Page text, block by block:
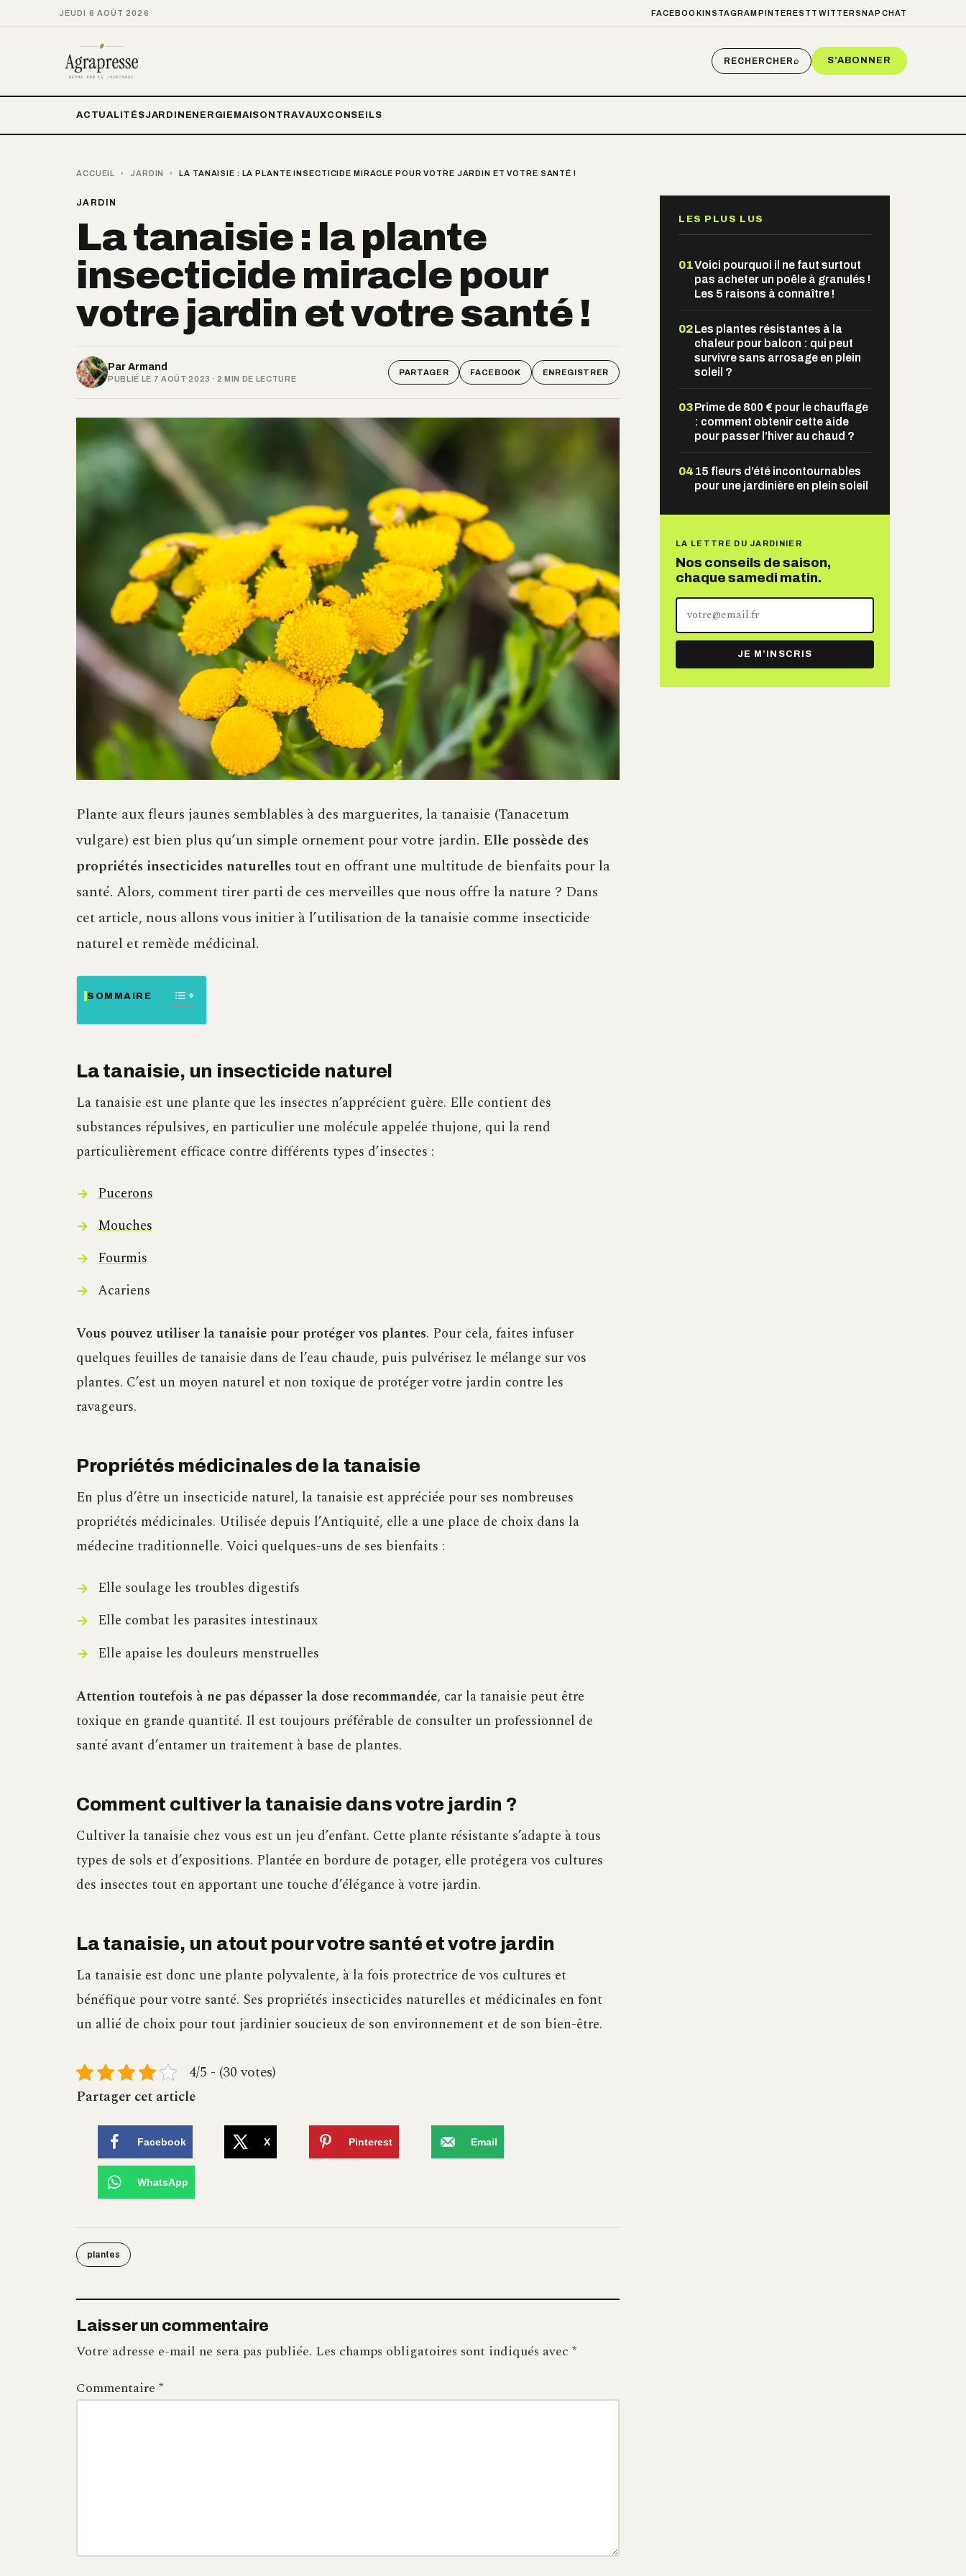
JEUDI 6 AOÛT 2026 FACEBOOKINSTAGRAM PINTEREST TWITTER SNAPCHAT
RECHERCHER⌕ S’ABONNER
ACTUALITÉSJARDIN ENERGIE MAISON TRAVAUXCONSEILS
ACCUEIL › JARDIN › LA TANAISIE : LA PLANTE INSECTICIDE MIRACLE POUR VOTRE JARDIN ET VOTRE SANTÉ !
JARDIN
La tanaisie : la plante
insecticide miracle pour
votre jardin et votre santé !
Par Armand
PUBLIÉ LE 7 AOÛT 2023 · 2 MIN DE LECTURE
PARTAGER FACEBOOK ENREGISTRER
Plante aux fleurs jaunes semblables à des marguerites, la tanaisie (Tanacetum
vulgare) est bien plus qu’un simple ornement pour votre jardin. Elle possède des
propriétés insecticides naturelles tout en offrant une multitude de bienfaits pour la
santé. Alors, comment tirer parti de ces merveilles que nous offre la nature ? Dans
cet article, nous allons vous initier à l’utilisation de la tanaisie comme insecticide
naturel et remède médicinal.
SOMMAIRE
La tanaisie, un insecticide naturel
La tanaisie est une plante que les insectes n’apprécient guère. Elle contient des
substances répulsives, en particulier une molécule appelée thujone, qui la rend
particulièrement efficace contre différents types d’insectes :
Pucerons
Mouches
Fourmis
Acariens
Vous pouvez utiliser la tanaisie pour protéger vos plantes. Pour cela, faites infuser
quelques feuilles de tanaisie dans de l’eau chaude, puis pulvérisez le mélange sur vos
plantes. C’est un moyen naturel et non toxique de protéger votre jardin contre les
ravageurs.
Propriétés médicinales de la tanaisie
En plus d’être un insecticide naturel, la tanaisie est appréciée pour ses nombreuses
propriétés médicinales. Utilisée depuis l’Antiquité, elle a une place de choix dans la
médecine traditionnelle. Voici quelques-uns de ses bienfaits :
Elle soulage les troubles digestifs
Elle combat les parasites intestinaux
Elle apaise les douleurs menstruelles
Attention toutefois à ne pas dépasser la dose recommandée, car la tanaisie peut être
toxique en grande quantité. Il est toujours préférable de consulter un professionnel de
santé avant d’entamer un traitement à base de plantes.
Comment cultiver la tanaisie dans votre jardin ?
Cultiver la tanaisie chez vous est un jeu d’enfant. Cette plante résistante s’adapte à tous
types de sols et d’expositions. Plantée en bordure de potager, elle protégera vos cultures
des insectes tout en apportant une touche d’élégance à votre jardin.
La tanaisie, un atout pour votre santé et votre jardin
La tanaisie est donc une plante polyvalente, à la fois protectrice de vos cultures et
bénéfique pour votre santé. Ses propriétés insecticides naturelles et médicinales en font
un allié de choix pour tout jardinier soucieux de son environnement et de son bien-être.
4/5 - (30 votes)
Partager cet article
Facebook X Pinterest Email
WhatsApp
plantes
Laisser un commentaire
Votre adresse e-mail ne sera pas publiée. Les champs obligatoires sont indiqués avec *
Commentaire *
LES PLUS LUS
01Voici pourquoi il ne faut surtout
pas acheter un poêle à granulés !
Les 5 raisons à connaître !
02Les plantes résistantes à la
chaleur pour balcon : qui peut
survivre sans arrosage en plein
soleil ?
03Prime de 800 € pour le chauffage
: comment obtenir cette aide
pour passer l’hiver au chaud ?
04 15 fleurs d’été incontournables
pour une jardinière en plein soleil
LA LETTRE DU JARDINIER
Nos conseils de saison,
chaque samedi matin.
adresse
mail
JE M’INSCRIS